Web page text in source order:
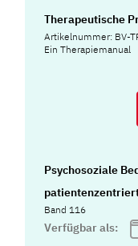
Therapeutische
Artikelnummer: BV-
Ein Therapiemanual
Psychosoziale
Band 116
Verfügbar als: